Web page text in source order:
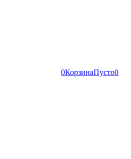
0КорзинаПусто0